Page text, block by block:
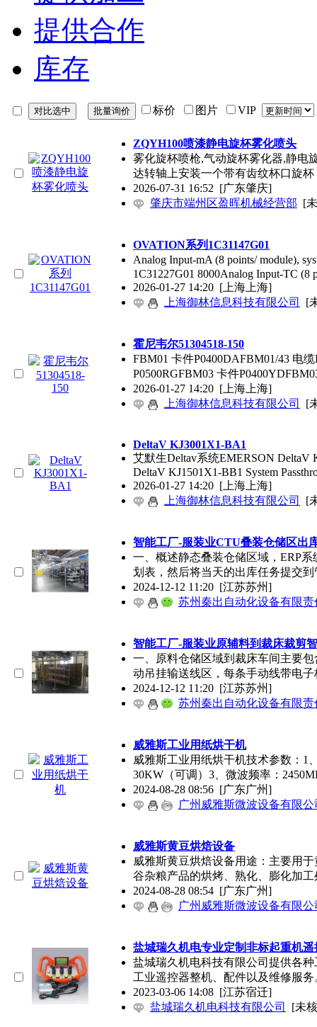
提供合作
库存
标价 图片 VIP
ZQYH100喷漆静电旋杯雾化喷头
雾化旋杯喷枪,气动旋杯雾化器,静电
达转轴上安装一个带有齿纹杯口旋杯
2026-07-31 16:52 [广东肇庆]
肇庆市端州区盈晖机械经营部 [
OVATION系列1C31147G01
Analog Input-mA (8 points/ module),
1C31227G01 8000Analog Input-TC (8
2026-01-27 14:20 [上海上海]
上海御林信息科技有限公司
[
霍尼韦尔51304518-150
FBM01 卡件P0400DAFBM01/43 电
P0500RGFBM03 卡件
2026-01-27 14:20 [上海上海]
上海御林信息科技有限公司
[
DeltaV KJ3001X1-BA1
艾默生Deltav系统EMERSON DeltaV
DeltaV KJ1501X1-BB1 System
2026-01-27 14:20 [上海上海]
上海御林信息科技有限公司
[
智能工厂-服装业CTU叠装仓储区出
一、概述静态叠装仓储区域，ERP
划表，然后将当天的出库任务提交到
2024-12-12 11:20 [江苏苏州]
苏州秦出自动化设备有限责
智能工厂-服装业原辅料到裁床裁剪
一、原料仓储区域到裁床车间主要
动吊挂输送线区，每条手动线带电子
2024-12-12 11:20 [江苏苏州]
苏州秦出自动化设备有限责
威雅斯工业用纸烘干机
威雅斯工业用纸烘干机技术参数：1
30KW（可调）3、微波频率：
2024-08-28 08:56 [广东广州]
广州威雅斯微波设备有限公
威雅斯黄豆烘焙设备
威雅斯黄豆烘焙设备用途：主要用
谷杂粮产品的烘烤、熟化、膨化加工
2024-08-28 08:54 [广东广州]
广州威雅斯微波设备有限公
盐城瑞久机电专业定制非标起重机遥
盐城瑞久机电科技有限公司提供各
工业遥控器整机、配件以及维修服务
2023-03-06 14:08 [江苏宿迁]
盐城瑞久机电科技有限公司
[未